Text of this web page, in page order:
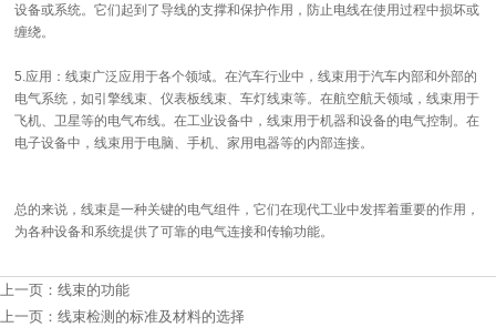
设备或系统。它们起到了导线的支撑和保护作用，防止电线在使用过程中损坏或
缠绕。
5.应用：线束广泛应用于各个领域。在汽车行业中，线束用于汽车内部和外部的
电气系统，如引擎线束、仪表板线束、车灯线束等。在航空航天领域，线束用于
飞机、卫星等的电气布线。在工业设备中，线束用于机器和设备的电气控制。在
电子设备中，线束用于电脑、手机、家用电器等的内部连接。
总的来说，线束是一种关键的电气组件，它们在现代工业中发挥着重要的作用，
为各种设备和系统提供了可靠的电气连接和传输功能。
上一页： 线束的功能
上一页： 线束检测的标准及材料的选择